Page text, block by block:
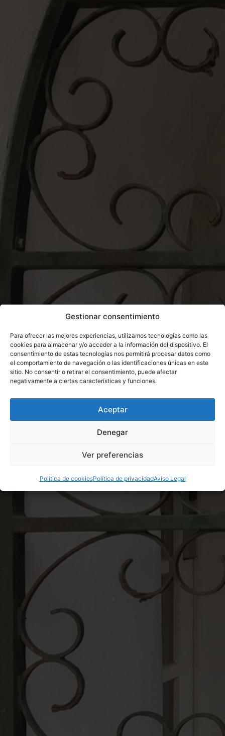
Gestionar consentimiento
Para ofrecer las mejores experiencias, utilizamos tecnologías como las
cookies para almacenar y/o acceder a la información del dispositivo. El
consentimiento de estas tecnologías nos permitirá procesar datos como
el comportamiento de navegación o las identificaciones únicas en este
sitio. No consentir o retirar el consentimiento, puede afectar
negativamente a ciertas características y funciones.
Aceptar
Denegar
Ver preferencias
Política de cookiesPolítica de privacidadAviso Legal